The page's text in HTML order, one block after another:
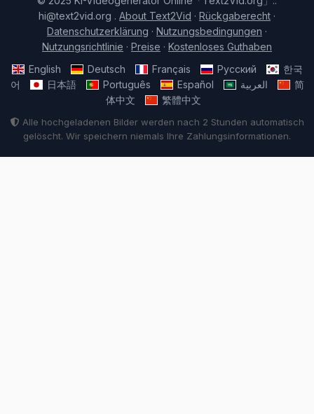
hi@text2vid.org . About Text2Vid · Rückgaberecht ·
Datenschutzerklärung · Nutzungsbedingungen ·
Nutzungsrichtlinie · Preise · Kostenloses Guthaben
English
Deutsch Français Русский
한국
어
日本語 Português Español العربية
简
体中文
繁體中文
Alle hochgeladenen Bilder werden nach 2 Stunden automatisch
gelöscht. Wir speichern niemals Ihre Zahlungsinformationen.